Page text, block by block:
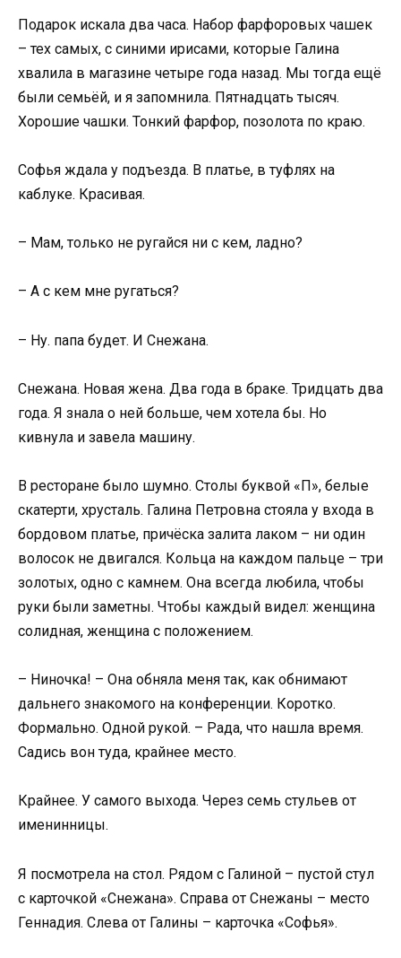
Подарок искала два часа. Набор фарфоровых чашек
– тех самых, с синими ирисами, которые Галина
хвалила в магазине четыре года назад. Мы тогда ещё
были семьёй, и я запомнила. Пятнадцать тысяч.
Хорошие чашки. Тонкий фарфор, позолота по краю.
Софья ждала у подъезда. В платье, в туфлях на
каблуке. Красивая.
– Мам, только не ругайся ни с кем, ладно?
– А с кем мне ругаться?
– Ну. папа будет. И Снежана.
Снежана. Новая жена. Два года в браке. Тридцать два
года. Я знала о ней больше, чем хотела бы. Но
кивнула и завела машину.
В ресторане было шумно. Столы буквой «П», белые
скатерти, хрусталь. Галина Петровна стояла у входа в
бордовом платье, причёска залита лаком – ни один
волосок не двигался. Кольца на каждом пальце – три
золотых, одно с камнем. Она всегда любила, чтобы
руки были заметны. Чтобы каждый видел: женщина
солидная, женщина с положением.
– Ниночка! – Она обняла меня так, как обнимают
дальнего знакомого на конференции. Коротко.
Формально. Одной рукой. – Рада, что нашла время.
Садись вон туда, крайнее место.
Крайнее. У самого выхода. Через семь стульев от
именинницы.
Я посмотрела на стол. Рядом с Галиной – пустой стул
с карточкой «Снежана». Справа от Снежаны – место
Геннадия. Слева от Галины – карточка «Софья».